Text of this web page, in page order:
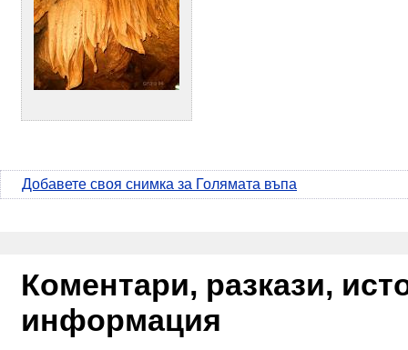
Добавете своя снимка за Голямата въпа
Коментари, разкази,
информация